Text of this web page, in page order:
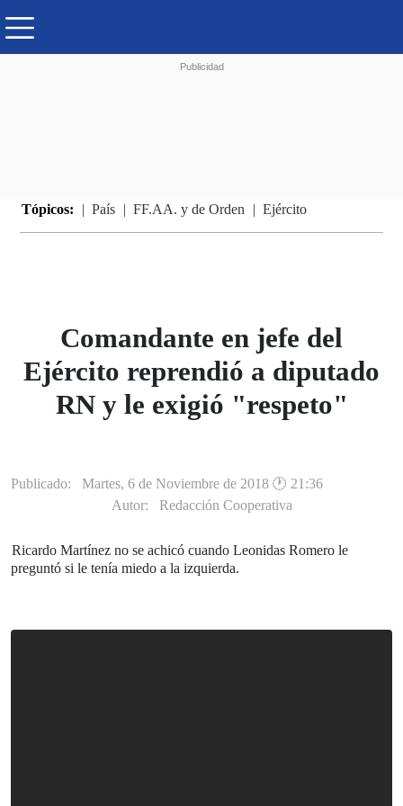
Tópicos: País FF.AA. y de Orden Ejército
Comandante en jefe del
Ejército reprendió a
diputado RN y le exigió
Publicado: Martes, 6 de Noviembre de 2018 🕐 21:36
Autor:
Redacción Cooperativa
Ricardo Martínez no se achicó cuando Leonidas Romero le
preguntó si le tenía miedo a la izquierda.